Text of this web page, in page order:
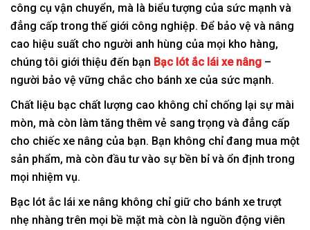
công cụ vận chuyển, mà là biểu tượng của sức mạnh và
đẳng cấp trong thế giới công nghiệp. Để bảo vệ và nâng
cao hiệu suất cho người anh hùng của mọi kho hàng,
chúng tôi giới thiệu đến bạn Bạc lót ắc lái xe nâng –
người bảo vệ vững chắc cho bánh xe của sức mạnh.
Chất liệu bạc chất lượng cao không chỉ chống lại sự mài
mòn, mà còn làm tăng thêm vẻ sang trọng và đẳng cấp
cho chiếc xe nâng của bạn. Bạn không chỉ đang mua một
sản phẩm, mà còn đầu tư vào sự bền bỉ và ổn định trong
mọi nhiệm vụ.
Bạc lót ắc lái xe nâng không chỉ giữ cho bánh xe trượt
nhẹ nhàng trên mọi bề mặt mà còn là nguồn động viên